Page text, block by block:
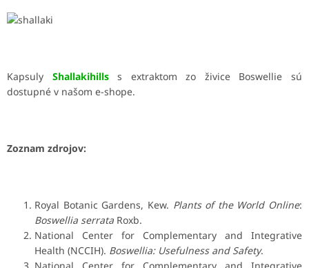
Kapsuly Shallakihillss extraktom zo živice Boswellie sú
dostupné v našom e-shope.
Zoznam zdrojov:
Royal Botanic Gardens, Kew. Plants of the World Online:
Boswellia serrata Roxb.
National Center for Complementary and Integrative
Health (NCCIH). Boswellia: Usefulness and Safety.